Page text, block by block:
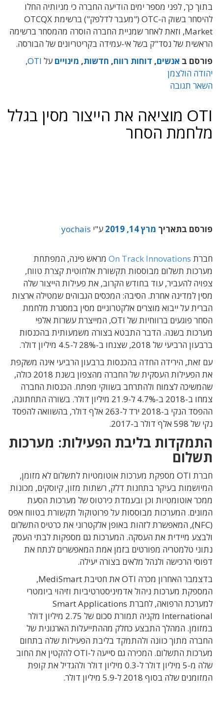
בתוך כך, לפני מספר ימים הודיעה החברה כי מניותיה החלו
להיסחר בשוק ה-OTC ("מעבר לדלפק") ברשימת OTCQX
Market, וזאת לאחר שמניית החברה הוסרה מהמסחר ברשימה
הראשית של נסד"ק בשל אי-עמידה בקריטריונים של הבורסה.
פורסם ב אנשים, דוחות רווח, חדשות, מינויים על OTI
,
יהודה הולצמן
השאר תגובה
OTI מוציאה את הייצור מסין בגלל
מלחמת הסחר
פורסם בתאריך מרץ 14, 2019 ע"י yochais
חברת On Track Innovations מראש פינה, המפתחת
מערכות תשלום מבוססות תקשורת אלחוטית קצרת טווח,
צפויה להעביר, עוד בחודש הקרוב, את פעילות הייצור שלה
מסין למדינה אחרת. הסיבה: המכסים הגבוהים שמטילה ארצות
הברית על ייבוא מוצרים אלקטרוניים מסין במסגרת מלחמת
הסחר פוגעים ברווחיות של OTI, המייצרת עשרות אלפי
מערכות בשנה. הדבר התבטא בצורה משמעותית בהכנסות
ברבעון הרביעי של 2018, שצנחו ב-28% ל-4.5 מיליון דולר.
עם זאת, הירידה החדה בהכנסות ברבעון הרביעי אינה משקפת
את הפעילות העסקית של החברה מהצפון בשנת 2018 כולה,
שהמשיכה לצמוח ולהתרחב בשווקי מפתח. הכנסות החברה
צמחו ב-2018 ב-4.7% ל-21.9 מיליון דולר. בשורה התחתונה,
ההפסד הנקי ב-2018 ירד ל-263 אלף דולר, בהשוואה להפסד
נקי של 598 אלף דולר ב-2017.
התמקדות בליבת הפעילות: מערכות
תשלום
חברת OTI מספקת מערכות אוטומטיות לתשלום לא מזומן,
המיושמות בעיקר בתחנות דלק, רשתות מזון, קיוסקים, מכונות
ממכר אוטומטיות וכן ובעמדת כירטוס של מערכות הסעת
המונים. המערכות מבוססות על פרוטוקול תקשורת בטווח אפס
(NFC), המאפשרת לזהות באופן אלקטרוני את כרטיס התשלום
ולבצע מיידית את העסקה. המערכות גם מספקות לבתי העסק
נתוני טלמטריה מפורטים בזמן אמת המאפשרים לנתח את
דפוסי הרכישה ולנהל מלאים בצורה יעילה.
בדצמבר האחרון מכרה OTI את חטיבת MediSmart,
המספקת מערכות ניהול אדמיניסטרטיביות וזיהוי ביומטרי
למערכת הרפואה, לחברת Smart Applications
International מקניה תמורת סכום של 2.75 מיליון דולר
במזומן. המהלך התבצע כחלק מההתייעלות הארגונית של
החברה מתוך כוונה ולהתמקד בליבת הפעילות שלה בתחום
מערכות התשלום. המכירה גם סייעה ל-OTI להקטין את החוב
שלה מ-5 מיליון דולר ל-0.3 מיליון דולר ולהגדיל את קופת
המזומנים שלה בסוף 2018 ל-5.9 מיליון דולר.